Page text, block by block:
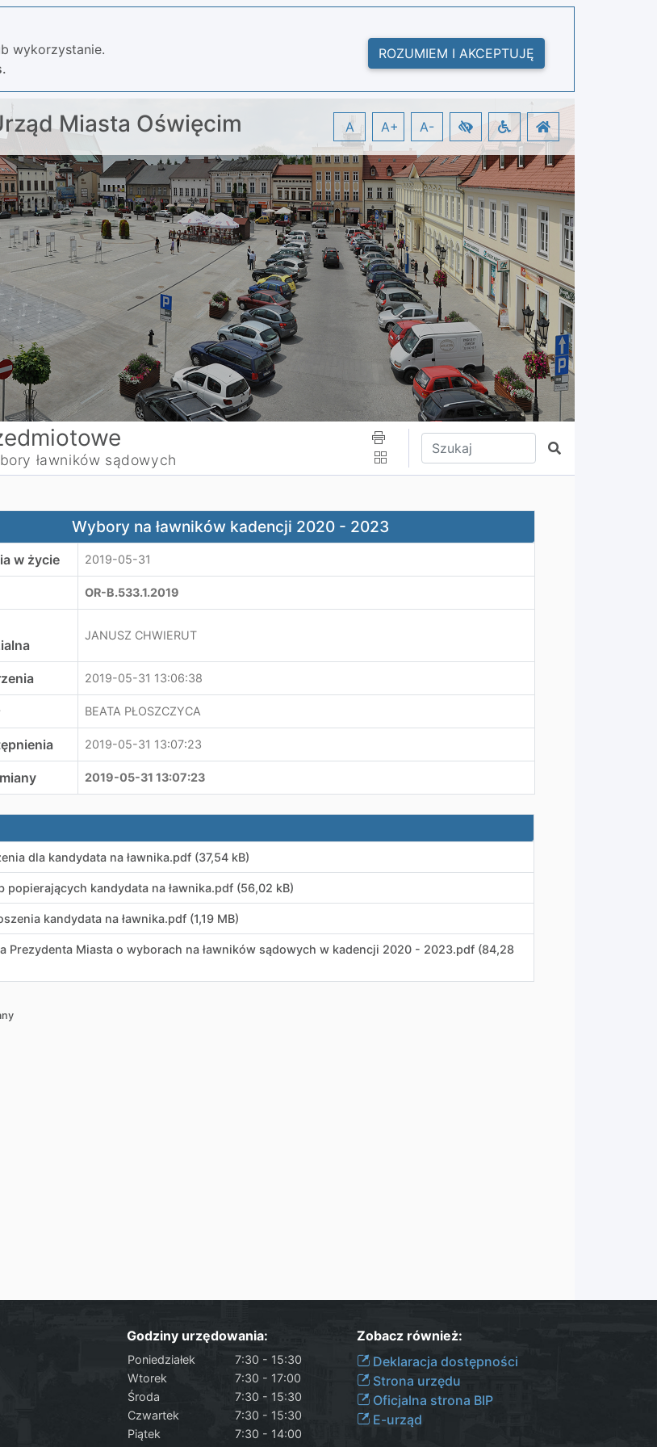
wykorzystanie.
ROZUMIEM I AKCEPTUJĘ
Miasta Oświęcim A A+ A-
ławników sądowych
Wpisz tekst do wyszukania
Szukaj
kadencji 2020 - 2023
Wybory na ławników kadencji 2020 - 2023
w życie 2019-05-31
OR-B.533.1.2019
JANUSZ CHWIERUT
2019-05-31 13:06:38
BEATA PŁOSZCZYCA
2019-05-31 13:07:23
2019-05-31 13:07:23
dla kandydata na ławnika.pdf (37,54 kB)
popierających kandydata na ławnika.pdf (56,02 kB)
kandydata na ławnika.pdf (1,19 MB)
Prezydenta Miasta o wyborach na ławników sądowych w kadencji 2020 - 2023.pdf (84,28
Godziny urzędowania:
Poniedziałek
7:30 - 15:30
Wtorek
7:30 - 17:00
Środa
7:30 - 15:30
Czwartek
7:30 - 15:30
Piątek
7:30 - 14:00
Zobacz również:
Deklaracja dostępności
Strona urzędu
Oficjalna strona BIP
E-urząd